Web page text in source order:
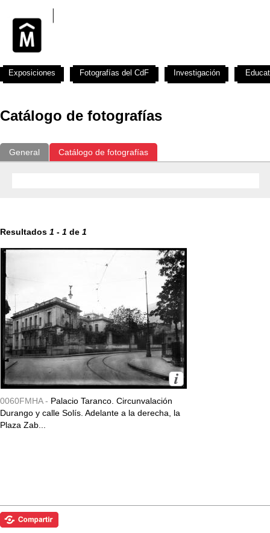
Catálogo de fotografías
General Catálogo de fotografías
Resultados 1 - 1 de 1
0060FMHA - Palacio Taranco. Circunvalación
Durango y calle Solís. Adelante a la derecha, la
Plaza Zab...
Exposiciones Fotografías del CdF Investigación